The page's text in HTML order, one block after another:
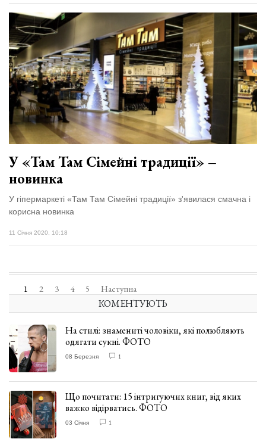
У «Там Там Сімейні традиції» –
новинка
У гіпермаркеті «Там Там Сімейні традиції» з'явилася смачна і
корисна новинка
11 Січня 2020, 10:18
1 2 3 4 5 Наступна
КОМЕНТУЮТЬ
На стилі: знамениті чоловіки, які полюбляють
одягати сукні. ФОТО
08 Березня 1
Що почитати: 15 інтригуючих книг, від яких
важко відірватись. ФОТО
03 Січня 1